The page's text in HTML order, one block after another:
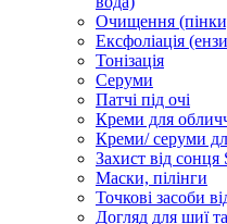
Очищення
Ексфоліація
Тонізація
Серуми
Патчі під очі
Креми для
Креми/ серуми
Захист від сонця
Маски, пілінги
Точкові засоби
Догляд для шиї